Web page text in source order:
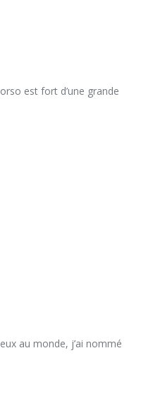
est fort d’une grande
au monde, j’ai nommé